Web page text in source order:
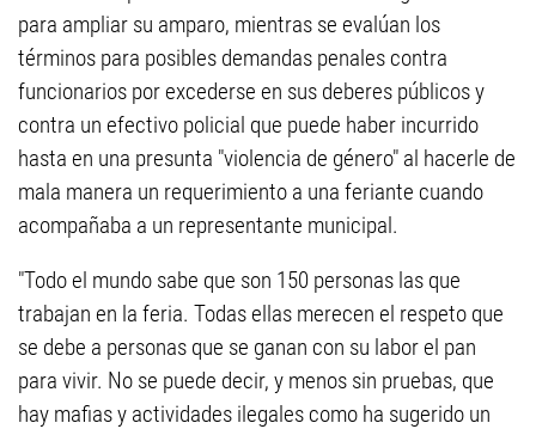
para ampliar su amparo, mientras se evalúan los
términos para posibles demandas penales contra
funcionarios por excederse en sus deberes públicos y
contra un efectivo policial que puede haber incurrido
hasta en una presunta "violencia de género" al hacerle de
mala manera un requerimiento a una feriante cuando
acompañaba a un representante municipal.
"Todo el mundo sabe que son 150 personas las que
trabajan en la feria. Todas ellas merecen el respeto que
se debe a personas que se ganan con su labor el pan
para vivir. No se puede decir, y menos sin pruebas, que
hay mafias y actividades ilegales como ha sugerido un